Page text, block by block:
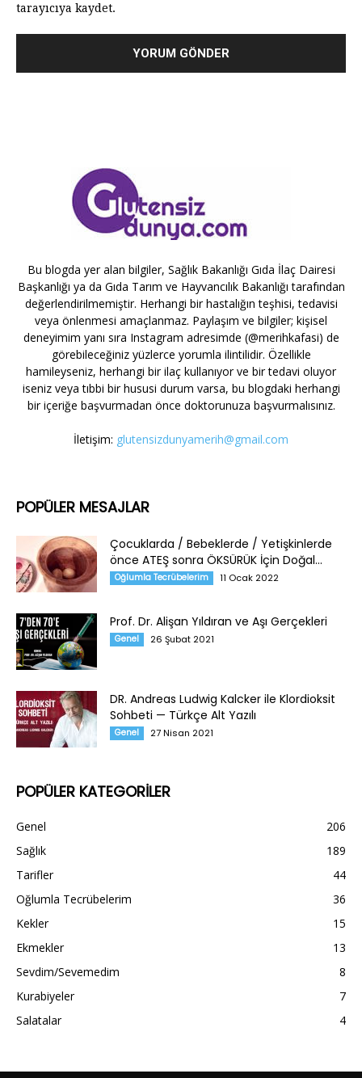
tarayıcıya kaydet.
Bu blogda yer alan bilgiler, Sağlık Bakanlığı Gıda İlaç Dairesi
Başkanlığı ya da Gıda Tarım ve Hayvancılık Bakanlığı tarafından
değerlendirilmemiştir. Herhangi bir hastalığın teşhisi, tedavisi
veya önlenmesi amaçlanmaz. Paylaşım ve bilgiler; kişisel
deneyimim yanı sıra Instagram adresimde (@merihkafasi) de
görebileceğiniz yüzlerce yorumla ilintilidir. Özellikle
hamileyseniz, herhangi bir ilaç kullanıyor ve bir tedavi oluyor
iseniz veya tıbbi bir hususi durum varsa, bu blogdaki herhangi
bir içeriğe başvurmadan önce doktorunuza başvurmalısınız.
İletişim: glutensizdunyamerih@gmail.com
POPÜLER MESAJLAR
Çocuklarda / Bebeklerde / Yetişkinlerde
önce ATEŞ sonra ÖKSÜRÜK İçin Doğal...
Oğlumla Tecrübelerim 11 Ocak 2022
Prof. Dr. Alişan Yıldıran ve Aşı Gerçekleri
Genel 26 Şubat 2021
DR. Andreas Ludwig Kalcker ile Klordioksit
Sohbeti — Türkçe Alt Yazılı
Genel 27 Nisan 2021
POPÜLER KATEGORİLER
Genel
206
Sağlık
189
Tarifler
44
Oğlumla Tecrübelerim
36
Kekler
15
Ekmekler
13
Sevdim/Sevemedim
8
Kurabiyeler
7
Salatalar
4